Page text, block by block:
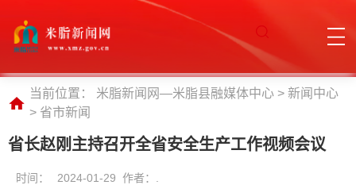
当前位置： 米脂新闻网—米脂县融媒体中心 > 新闻中心
> 省市新闻
省长赵刚主持召开全省安全生产工作视频会议
时间： 2024-01-29 作者：.